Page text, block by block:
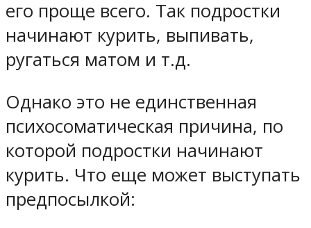
его проще всего. Так подростки
начинают курить, выпивать,
ругаться матом и т.д.
Однако это не единственная
психосоматическая причина, по
которой подростки начинают
курить. Что еще может выступать
предпосылкой: